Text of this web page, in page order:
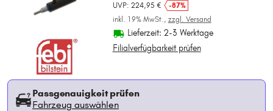
UVP: 224,95 €
-87%
inkl. 19% MwSt., zzgl. Versand
Lieferzeit: 2-3 Werktage
Filialverfügbarkeit prüfen
Passgenauigkeit prüfen
Fahrzeug auswählen